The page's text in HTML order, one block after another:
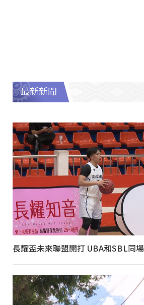
最新新聞
長耀盃未來聯盟開打 UBA和SBL同